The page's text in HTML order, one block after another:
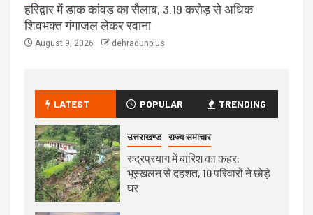
हरिद्वार में डाक कांवड़ का सैलाब, 3.19 करोड़ से अधिक
शिवभक्त गंगाजल लेकर रवाना
August 9, 2026 dehradunplus
LATEST POPULAR TRENDING
उत्तराखण्ड राज्य समाचार
रुद्रप्रयाग में बारिश का कहर:
भूस्खलन से दहशत, 10 परिवारों ने छोड़े
घर